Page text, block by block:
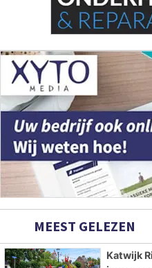
MEEST GELEZEN
Katwijk